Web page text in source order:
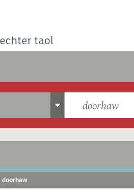
doorhaw